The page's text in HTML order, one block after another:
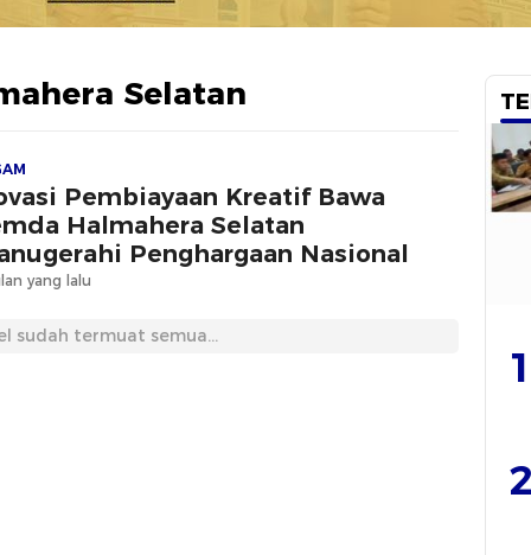
Selatan
Pembiayaan Kreatif Bawa
Halmahera Selatan
Penghargaan Nasional
yang lalu
sudah termuat semua...
1
2